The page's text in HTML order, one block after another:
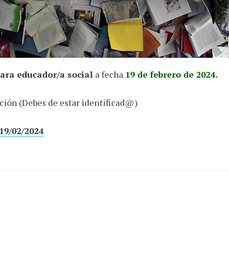
educador/a social a fecha 19 de febrero de 2024.
(Debes de estar identificad@)
02/2024